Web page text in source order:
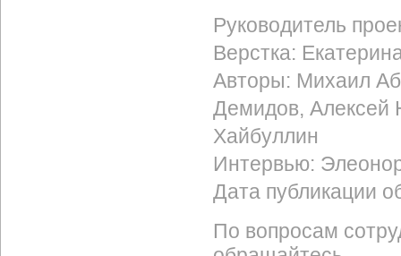
Руководитель
Верстка:
Авторы: Михаил
Демидов, Алексей
Хайбуллин
Интервью:
Дата публикации
По вопросам